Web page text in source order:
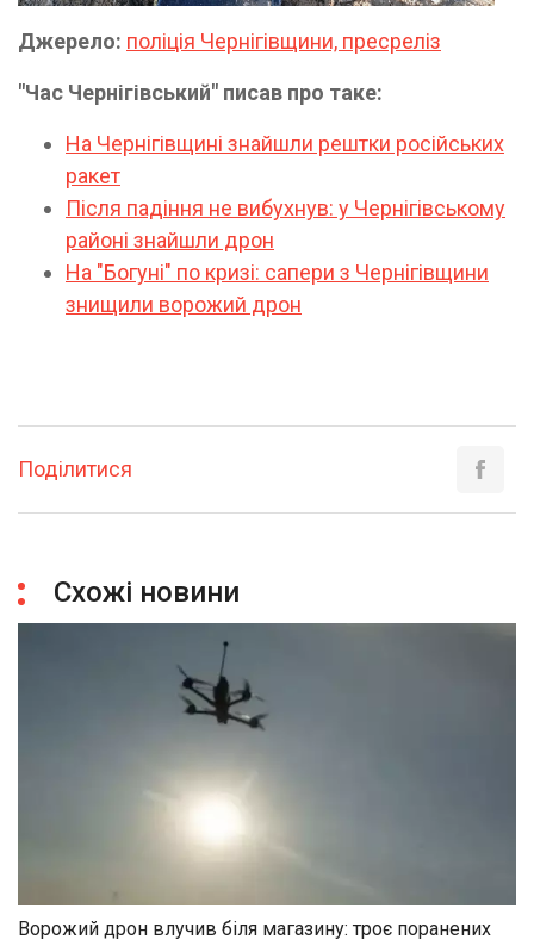
Джерело: поліція Чернігівщини, пресреліз
"Час Чернігівський" писав про таке:
На Чернігівщині знайшли рештки російських
ракет
Після падіння не вибухнув: у Чернігівському
районі знайшли дрон
На "Богуні" по кризі: сапери з Чернігівщини
знищили ворожий дрон
Поділитися
Схожі новини
Ворожий дрон влучив біля магазину: троє поранених